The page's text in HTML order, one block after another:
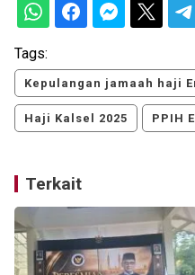
Tags:
Kepulangan jamaah haji
Haji Kalsel 2025 PPIH
Terkait